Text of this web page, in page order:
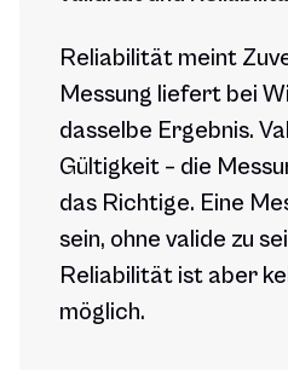
Reliabilität meint
Messung liefert bei
dasselbe Ergebnis.
Gültigkeit – die
das Richtige. Eine
sein, ohne valide zu
Reliabilität ist aber
möglich.